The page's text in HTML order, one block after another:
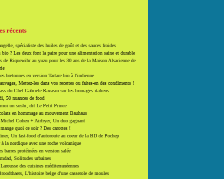
récents
spécialiste des huiles de goût et des sauces froides
bio ? Les deux font la paire pour une alimentation saine et durable
de Riquewihr au yuzu pour les 30 ans de la Maison Alsacienne de
bretonnes en version Tartare bio à l'indienne
Mettez-les dans vos recettes ou faites-en des condiments !
du Chef Gabriele Ravasio sur les fromages italiens
50 nuances de food
moi un sushi, dit Le Petit Prince
en hommage au mouvement Bauhaus
Michel Cohen + Airfryer, Un duo gagnant
quoi ce soir ? Des carottes !
Un fast-food d'autoroute au coeur de la BD de Pochep
la nordique avec une roche volcanique
barres protéinées en version salée
Solitudes urbaines
des cuisines méditerranéennes
L'histoire belge d'une casserole de moules